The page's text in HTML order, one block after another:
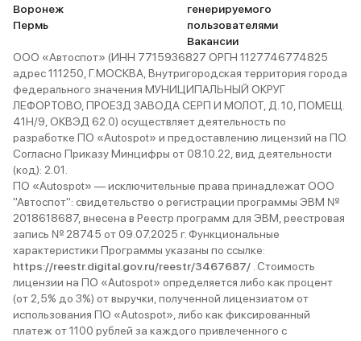
Воронеж
Пермь
генерируемого
пользователями
Вакансии
ООО «Автоспот» (ИНН 7715936827 ОРГН 1127746774825
адрес 111250, Г.МОСКВА, Внутригородская территория города
федерального значения МУНИЦИПАЛЬНЫЙ ОКРУГ
ЛЕФОРТОВО, ПРОЕЗД ЗАВОДА СЕРП И МОЛОТ, Д. 10, ПОМЕЩ.
41Н/9, ОКВЭД 62.0) осуществляет деятельность по
разработке ПО «Autospot» и предоставлению лицензий на ПО.
Согласно Приказу Минцифры от 08.10.22, вид деятельности
(код): 2.01.
ПО «Autospot» — исключительные права принадлежат ООО
"Автоспот": свидетельство о регистрации программы ЭВМ №
2018618687, внесена в Реестр программ для ЭВМ, реестровая
запись № 28745 от 09.07.2025 г. Функциональные
характеристики Программы указаны по ссылке:
https://reestr.digital.gov.ru/reestr/3467687/ . Стоимость
лицензии на ПО «Autospot» определяется либо как процент
(от 2,5% до 3%) от выручки, полученной лицензиатом от
использования ПО «Autospot», либо как фиксированный
платеж от 1100 рублей за каждого привлеченного с